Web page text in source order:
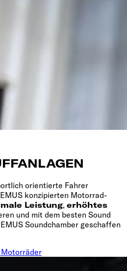
orientierte Fahrer
konzipierten Motorrad-
Leistung, erhöhtes
und mit dem besten Sound
Soundchamber geschaffen